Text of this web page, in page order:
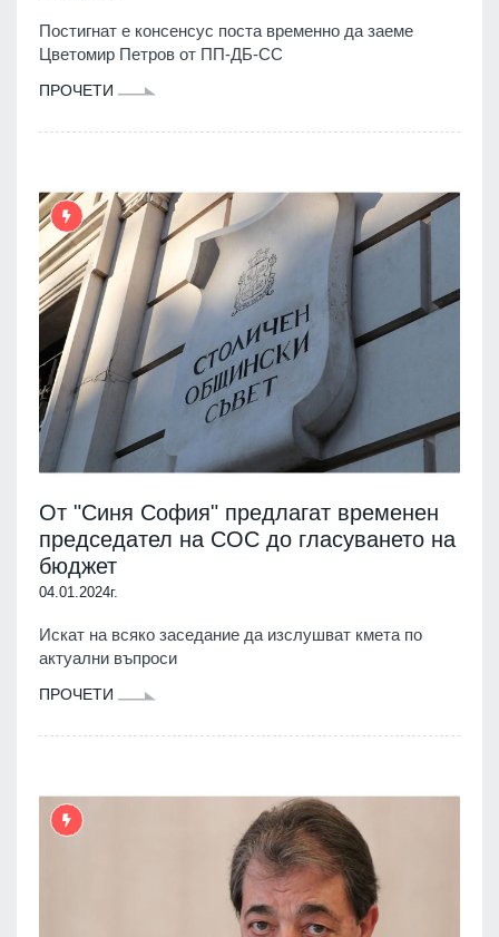
Постигнат е консенсус поста временно да заеме
Цветомир Петров от ПП-ДБ-СС
ПРОЧЕТИ
От "Синя София" предлагат временен
председател на СОС до гласуването на
бюджет
04.01.2024г.
Искат на всяко заседание да изслушват кмета по
актуални въпроси
ПРОЧЕТИ